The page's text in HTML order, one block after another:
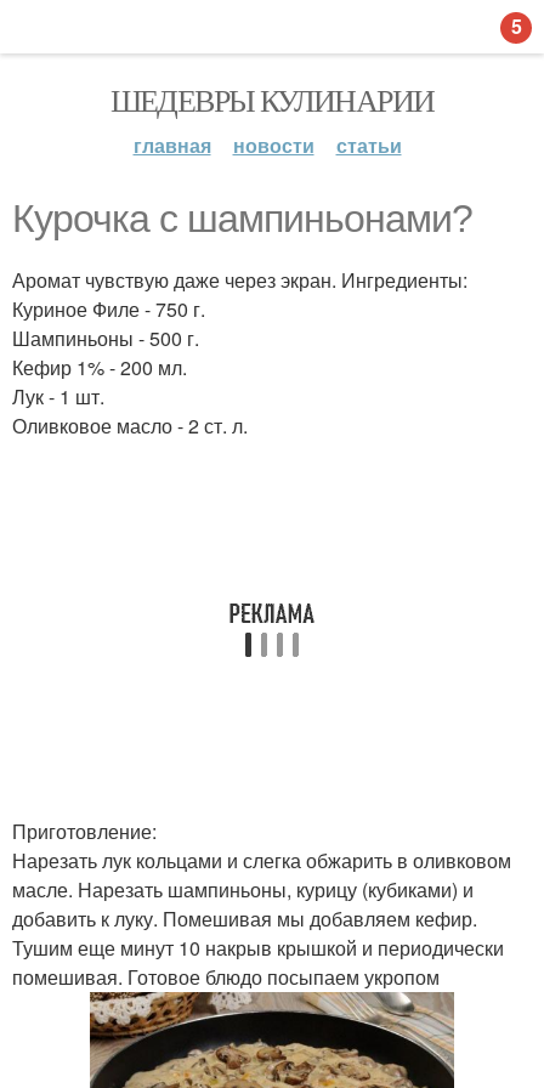
ШЕДЕВРЫ КУЛИНАРИИ
главная новости статьи
Курочка с шампиньонами?
Аромат чувствую даже через экран. Ингредиенты:
Куриное Филе - 750 г.
Шампиньоны - 500 г.
Кефир 1% - 200 мл.
Лук - 1 шт.
Оливковое масло - 2 ст. л.
Приготовление:
Нарезать лук кольцами и слегка обжарить в оливковом
масле. Нарезать шампиньоны, курицу (кубиками) и
добавить к луку. Помешивая мы добавляем кефир.
Тушим еще минут 10 накрыв крышкой и периодически
помешивая. Готовое блюдо посыпаем укропом
5